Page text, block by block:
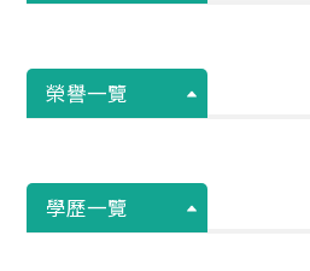
榮譽一覽
學歷一覽